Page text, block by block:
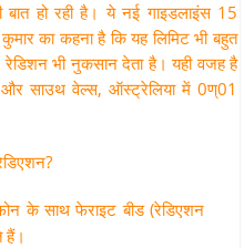
हो रही है। ये नई गाइडलाइंस 15
कुमार का कहना है कि यह लिमिट भी बहुत
रेडिशन भी नुकसान देता है। यही वजह है
और साउथ वेल्स, ऑस्ट्रेलिया में 0ण्01
के साथ फेराइट बीड (रेडिएशन
हैं।